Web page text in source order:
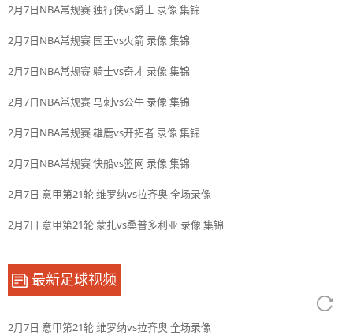
2月7日NBA常规赛 独行侠vs爵士 录像 集锦
2月7日NBA常规赛 国王vs火箭 录像 集锦
2月7日NBA常规赛 骑士vs奇才 录像 集锦
2月7日NBA常规赛 马刺vs公牛 录像 集锦
2月7日NBA常规赛 雄鹿vs开拓者 录像 集锦
2月7日NBA常规赛 快船vs篮网 录像 集锦
2月7日 意甲第21轮 维罗纳vs拉齐奥 全场录像
2月7日 意甲第21轮 蒙扎vs桑普多利亚 录像 集锦
最新足球视频
2月7日 意甲第21轮 维罗纳vs拉齐奥 全场录像